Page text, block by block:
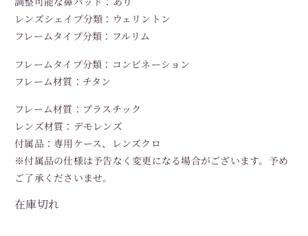
レンズシェイプ分類：ウェリントン
フレームタイプ分類：フルリム
フレームタイプ分類：コンビネーション
フレーム材質：チタン
フレーム材質：プラスチック
レンズ材質：デモレンズ
付属品：専用ケース、レンズクロ
※付属品の仕様は予告なく変更になる場合がございます。予め
ご了承くださいませ。
在庫切れ